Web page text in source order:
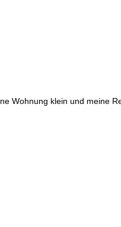
Wohnung klein und meine